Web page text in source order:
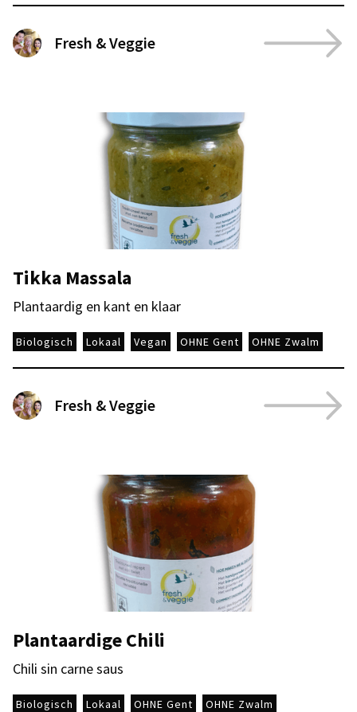
Fresh & Veggie
Tikka Massala
Plantaardig en kant en klaar
Biologisch Lokaal Vegan OHNE Gent OHNE Zwalm
Fresh & Veggie
Plantaardige Chili
Chili sin carne saus
Biologisch Lokaal OHNE Gent OHNE Zwalm